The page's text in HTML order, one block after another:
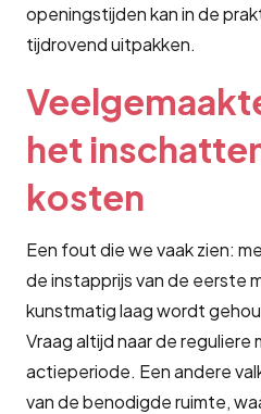
openingstijden kan in de
tijdrovend uitpakken.
het
kosten
Een fout die we vaak zien:
de instapprijs van de eerste
kunstmatig laag wordt
Vraag altijd naar de reguliere
actieperiode. Een andere
van de benodigde ruimte,